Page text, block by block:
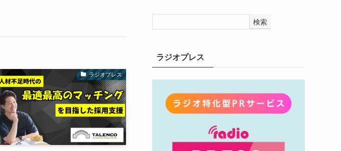
ラジオプレス
検索
ラジオプレス